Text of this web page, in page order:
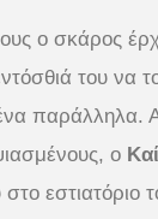
ο σκάρος
του να
παράλληλα.
ο
εστιατόριο